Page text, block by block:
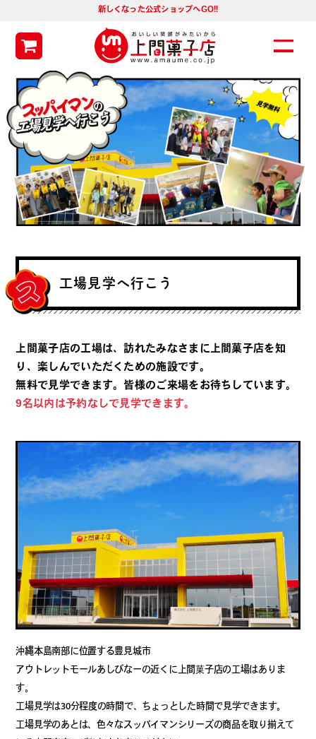
新しくなった公式ショップへGO!!
工場見学へ行こう
上間菓子店の工場は、訪れたみなさまに上間菓子店を知
り、楽しんでいただくための施設です。
無料で見学できます。皆様のご来場をお待ちしています。
9名以内は予約なしで見学できます。
沖縄本島南部に位置する豊見城市
アウトレットモールあしびなーの近くに上間菓子店の工場はありま
す。
工場見学は30分程度の時間で、ちょっとした時間で見学できます。
工場見学のあとは、色々なスッパイマンシリーズの商品を取り揃えて